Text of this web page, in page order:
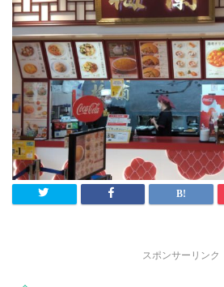
スポンサーリンク